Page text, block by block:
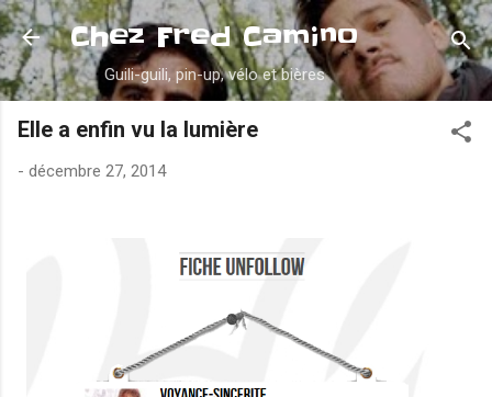
Accéder au contenu principal
Chez Fred Camino
Guili-guili, pin-up, vélo et bières
Elle a enfin vu la lumière
- décembre 27, 2014